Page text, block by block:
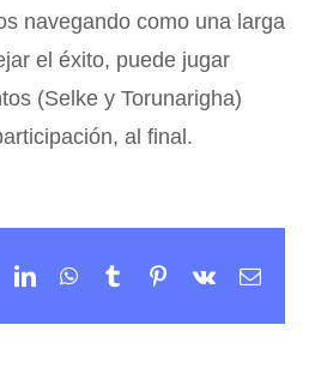
navegando como una larga
el éxito, puede jugar
(Selke y Torunarigha)
al final.
LinkedInWhatsApp
TumblrPinterest
Vk Email